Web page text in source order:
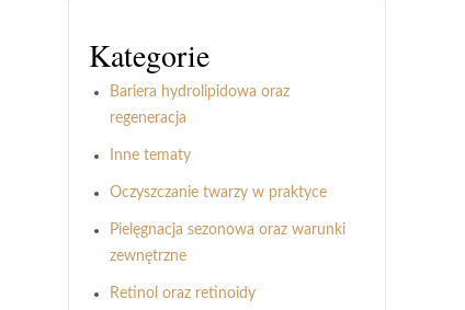
Kategorie
Bariera hydrolipidowa oraz
regeneracja
Inne tematy
Oczyszczanie twarzy w praktyce
Pielęgnacja sezonowa oraz warunki
zewnętrzne
Retinol oraz retinoidy